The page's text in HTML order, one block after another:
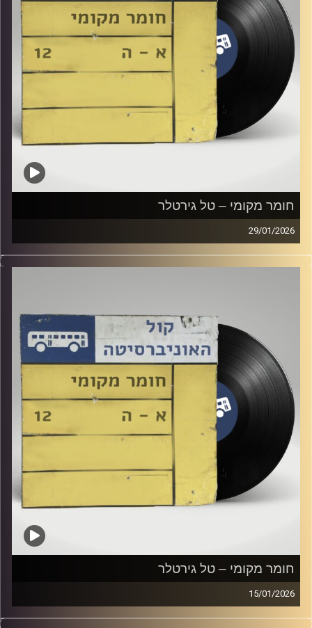
חומר מקומי – טל גירטלר
29/01/2026
שעה של מוזיקה ישראלית עם טל גירטלר
חומר מקומי – טל גירטלר
15/01/2026
שעה של מוזיקה ישראלית עם טל גירטלר